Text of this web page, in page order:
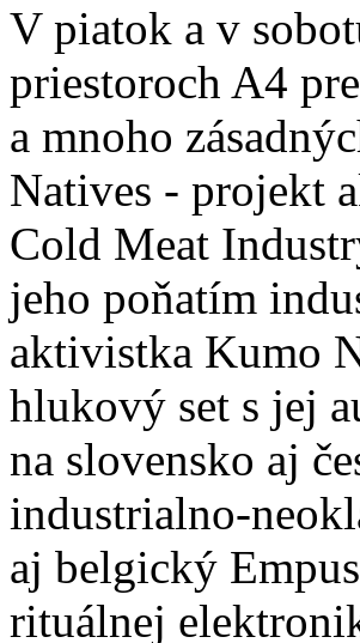
V piatok a v
priestoroch A4
a mnoho
Natives - projekt
Cold Meat
jeho poňatím
aktivistka Kumo
hlukový set s jej
na slovensko aj
industrialno-
aj belgický
rituálnej